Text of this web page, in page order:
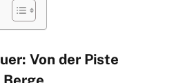
Von der Piste